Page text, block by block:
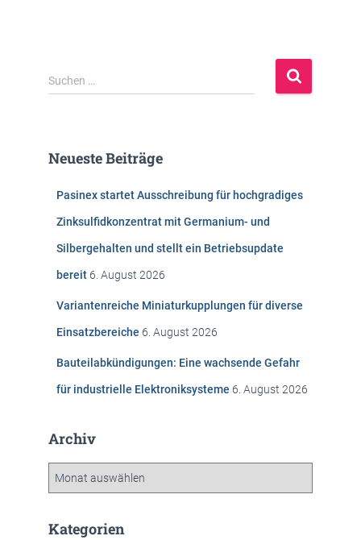
S
u
n
Suchen …
Neueste Beiträge
Pasinex startet Ausschreibung für hochgradiges
Zinksulfidkonzentrat mit Germanium- und
Silbergehalten und stellt ein Betriebsupdate
bereit 6. August 2026
Variantenreiche Miniaturkupplungen für diverse
Einsatzbereiche 6. August 2026
Bauteilabkündigungen: Eine wachsende Gefahr
für industrielle Elektroniksysteme 6. August 2026
Archiv
h
Kategorien